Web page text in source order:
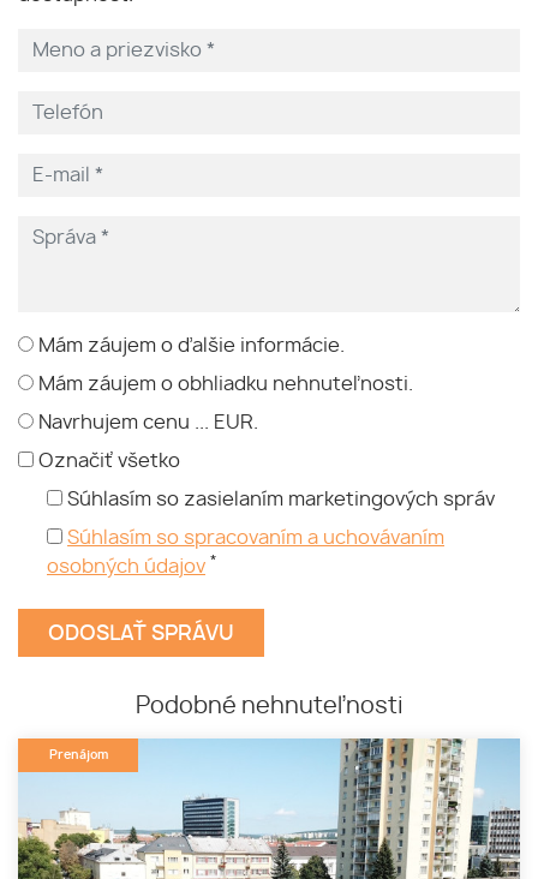
Mám záujem o ďalšie informácie.
Mám záujem o obhliadku nehnuteľnosti.
Navrhujem cenu ... EUR.
Označiť všetko
Súhlasím so zasielaním marketingových správ
Súhlasím so spracovaním a uchovávaním
osobných údajov *
Podobné nehnuteľnosti
Prenájom